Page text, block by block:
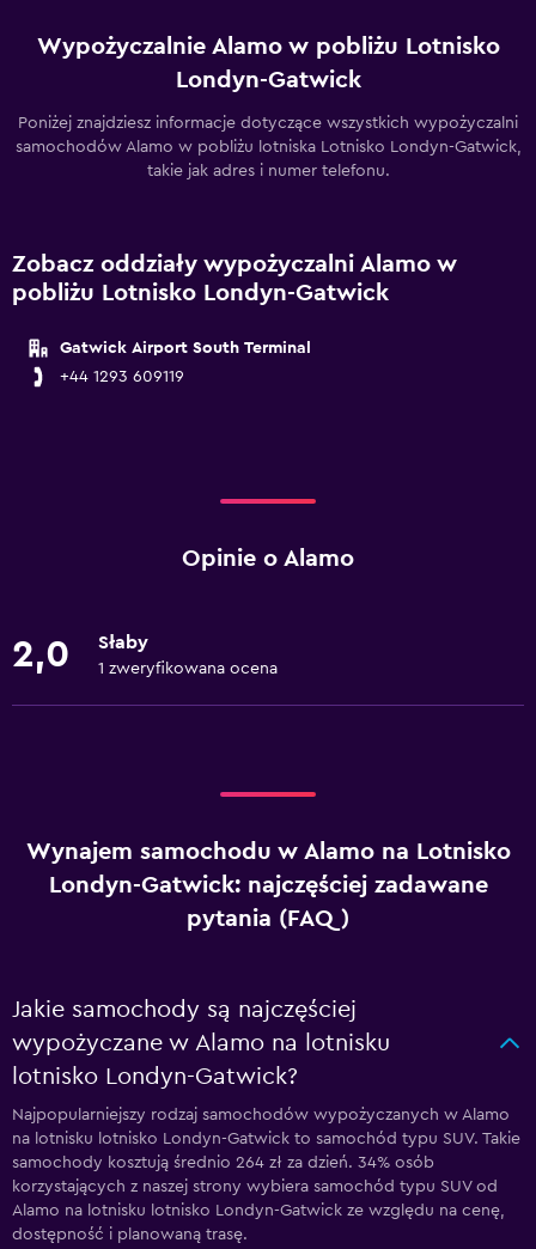
Wypożyczalnie Alamo w pobliżu Lotnisko
Londyn-Gatwick
Poniżej znajdziesz informacje dotyczące wszystkich wypożyczalni
samochodów Alamo w pobliżu lotniska Lotnisko Londyn-Gatwick,
takie jak adres i numer telefonu.
Zobacz oddziały wypożyczalni Alamo w
pobliżu Lotnisko Londyn-Gatwick
Gatwick Airport South Terminal
+44 1293 609119
Opinie o Alamo
2,0 Słaby
1 zweryfikowana ocena
Wynajem samochodu w Alamo na Lotnisko
Londyn-Gatwick: najczęściej zadawane
pytania (FAQ)
Jakie samochody są najczęściej
wypożyczane w Alamo na lotnisku
lotnisko Londyn-Gatwick?
Najpopularniejszy rodzaj samochodów wypożyczanych w Alamo
na lotnisku lotnisko Londyn-Gatwick to samochód typu SUV. Takie
samochody kosztują średnio 264 zł za dzień. 34% osób
korzystających z naszej strony wybiera samochód typu SUV od
Alamo na lotnisku lotnisko Londyn-Gatwick ze względu na cenę,
dostępność i planowaną trasę.